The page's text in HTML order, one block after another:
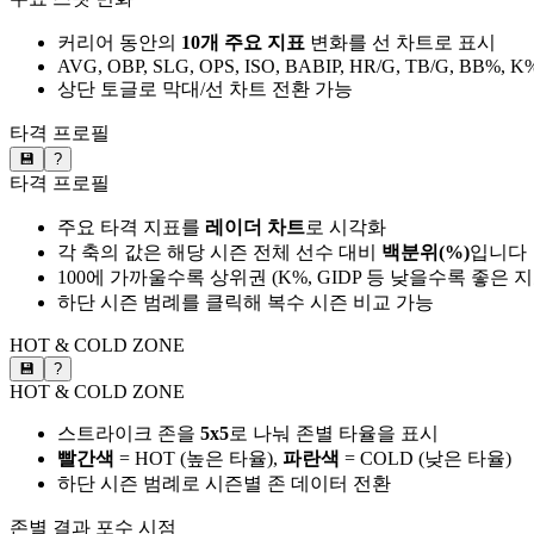
커리어 동안의 10개 주요 지표 변화를 선 차트로 표시
AVG, OBP, SLG, OPS, ISO, BABIP, HR/G, TB/G, BB%,
상단 토글로 막대/선 차트 전환 가능
타격 프로필
💾 ?
타격 프로필
주요 타격 지표를 레이더 차트로 시각화
각 축의 값은 해당 시즌 전체 선수 대비 백분위(%)입니다
100에 가까울수록 상위권 (K%, GIDP 등 낮을수록 좋은
하단 시즌 범례를 클릭해 복수 시즌 비교 가능
HOT & COLD ZONE
💾 ?
HOT & COLD ZONE
스트라이크 존을 5x5로 나눠 존별 타율을 표시
빨간색 = HOT (높은 타율), 파란색 = COLD (낮은 타율)
하단 시즌 범례로 시즌별 존 데이터 전환
존별 결과 포수 시점